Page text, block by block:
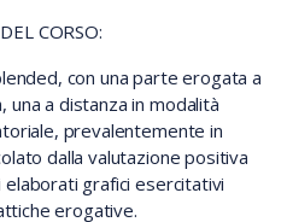
CORSO:
con una parte erogata a
una a distanza in modalità
prevalentemente in
dalla valutazione positiva
grafici esercitativi
erogative.